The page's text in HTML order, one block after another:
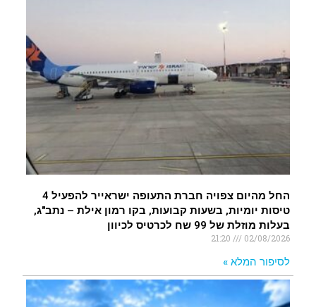
החל מהיום צפויה חברת התעופה ישראייר להפעיל 4
טיסות יומיות, בשעות קבועות, בקו רמון אילת – נתב"ג,
בעלות מוזלת של 99 שח לכרטיס לכיוון
02/08/2026
לסיפור המלא »